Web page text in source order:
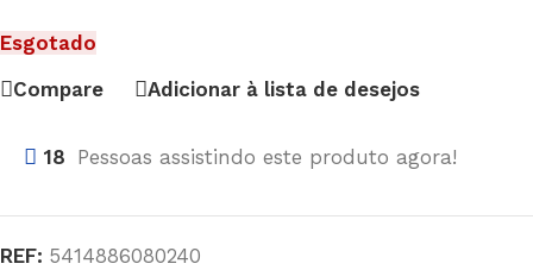
Esgotado
Compare
Adicionar à lista de desejos
18 Pessoas assistindo este produto agora!
REF: 5414886080240